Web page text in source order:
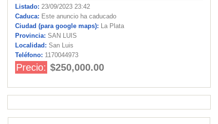
Listado: 23/09/2023 23:42
Caduca: Este anuncio ha caducado
Ciudad (para google maps): La Plata
Provincia: SAN LUIS
Localidad: San Luis
Teléfono: 1170044973
Precio: $250,000.00